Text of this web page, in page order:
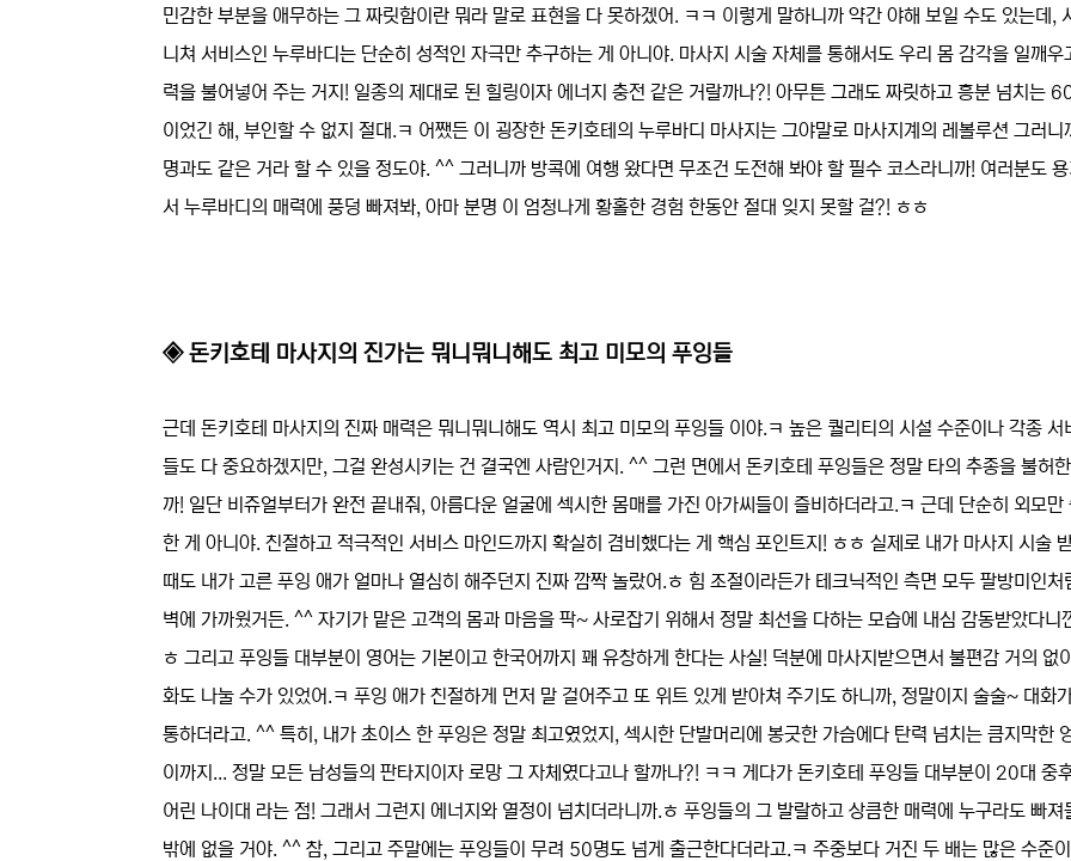
민감한 부분을 애무하는 그 짜릿함이란 뭐라 말로 표현을 다 못하겠어. ㅋㅋ 이렇게 말하니까 약간 야해 보일 수도 있는데,
니쳐 서비스인 누루바디는 단순히 성적인 자극만 추구하는 게 아니야. 마사지 시술 자체를 통해서도 우리 몸 감각을 일깨우
력을 불어넣어 주는 거지! 일종의 제대로 된 힐링이자 에너지 충전 같은 거랄까나?! 아무튼 그래도 짜릿하고 흥분 넘치는
이었긴 해, 부인할 수 없지 절대.ㅋ 어쨌든 이 굉장한 돈키호테의 누루바디 마사지는 그야말로 마사지계의 레볼루션 그러니
명과도 같은 거라 할 수 있을 정도야. ^^ 그러니까 방콕에 여행 왔다면 무조건 도전해 봐야 할 필수 코스라니까! 여러분도 용
서 누루바디의 매력에 풍덩 빠져봐, 아마 분명 이 엄청나게 황홀한 경험 한동안 절대 잊지 못할 걸?! ㅎㅎ
◈ 돈키호테 마사지의 진가는 뭐니뭐니해도 최고 미모의 푸잉들
근데 돈키호테 마사지의 진짜 매력은 뭐니뭐니해도 역시 최고 미모의 푸잉들 이야.ㅋ 높은 퀄리티의 시설 수준이나 각종 서
들도 다 중요하겠지만, 그걸 완성시키는 건 결국엔 사람인거지. ^^ 그런 면에서 돈키호테 푸잉들은 정말 타의 추종을 불허
까! 일단 비쥬얼부터가 완전 끝내줘, 아름다운 얼굴에 섹시한 몸매를 가진 아가씨들이 즐비하더라고.ㅋ 근데 단순히 외모만
한 게 아니야. 친절하고 적극적인 서비스 마인드까지 확실히 겸비했다는 게 핵심 포인트지! ㅎㅎ 실제로 내가 마사지 시술
때도 내가 고른 푸잉 애가 얼마나 열심히 해주던지 진짜 깜짝 놀랐어.ㅎ 힘 조절이라든가 테크닉적인 측면 모두 팔방미인처
벽에 가까웠거든. ^^ 자기가 맡은 고객의 몸과 마음을 팍~ 사로잡기 위해서 정말 최선을 다하는 모습에 내심 감동받았다니
ㅎ 그리고 푸잉들 대부분이 영어는 기본이고 한국어까지 꽤 유창하게 한다는 사실! 덕분에 마사지받으면서 불편감 거의 없
화도 나눌 수가 있었어.ㅋ 푸잉 애가 친절하게 먼저 말 걸어주고 또 위트 있게 받아쳐 주기도 하니까, 정말이지 술술~ 대화
통하더라고. ^^ 특히, 내가 초이스 한 푸잉은 정말 최고였었지, 섹시한 단발머리에 봉긋한 가슴에다 탄력 넘치는 큼지막한
이까지... 정말 모든 남성들의 판타지이자 로망 그 자체였다고나 할까나?! ㅋㅋ 게다가 돈키호테 푸잉들 대부분이 20대 중
어린 나이대 라는 점! 그래서 그런지 에너지와 열정이 넘치더라니까.ㅎ 푸잉들의 그 발랄하고 상큼한 매력에 누구라도 빠져
밖에 없을 거야. ^^ 참, 그리고 주말에는 푸잉들이 무려 50명도 넘게 출근한다더라고.ㅋ 주중보다 거진 두 배는 많은 수준